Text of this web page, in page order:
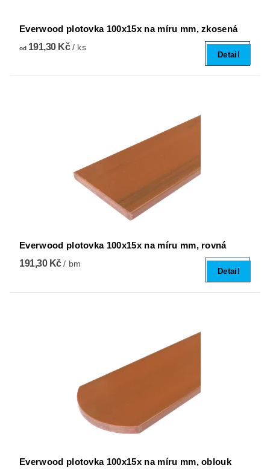
Everwood plotovka 100x15x na míru mm, zkosená
od191,30 Kč/ ks
Detail
Everwood plotovka 100x15x na míru mm, rovná
191,30 Kč/ bm
Detail
Everwood plotovka 100x15x na míru mm, oblouk